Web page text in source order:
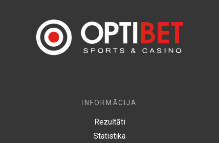
INFORMĀCIJA
Rezultāti
Statistika